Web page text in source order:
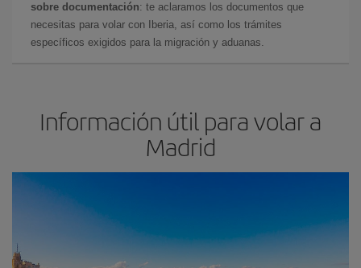
sobre documentación: te aclaramos los documentos que
necesitas para volar con Iberia, así como los trámites
específicos exigidos para la migración y aduanas.
Información útil para volar a
Madrid